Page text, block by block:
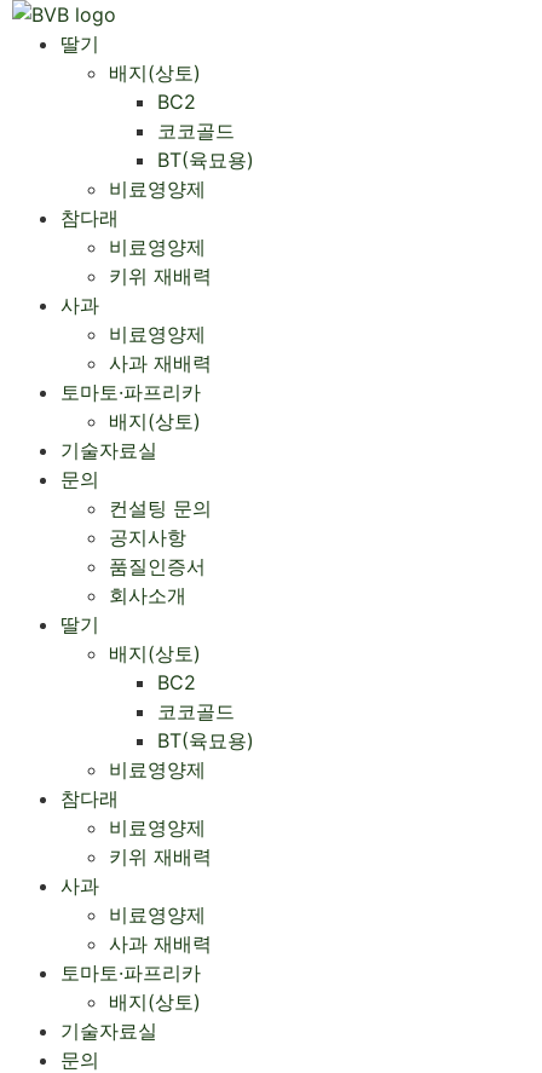
Skip
딸기
배지(상토)
BC2
코코골드
BT(육묘용)
비료영양제
참다래
비료영양제
키위 재배력
사과
비료영양제
사과 재배력 ​
토마토·파프리카
배지(상토)
기술자료실
문의
컨설팅 문의
공지사항
품질인증서
회사소개
Menu 딸기
배지(상토)
BC2
코코골드
BT(육묘용)
비료영양제
참다래
비료영양제
키위 재배력
사과
비료영양제
사과 재배력 ​
토마토·파프리카
배지(상토)
기술자료실
문의